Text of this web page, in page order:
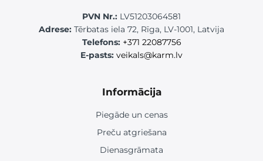
PVN Nr.: LV51203064581
Adrese: Tērbatas iela 72, Rīga, LV-1001, Latvija
Telefons: +371 22087756
E-pasts: veikals@karm.lv
Informācija
Piegāde un cenas
Preču atgriešana
Dienasgrāmata